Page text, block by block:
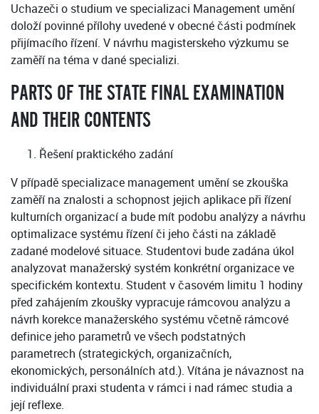
Uchazeči o studium ve specializaci Management umění
doloží povinné přílohy uvedené v obecné části podmínek
přijímacího řízení. V návrhu magisterskeho výzkumu se
zaměří na téma v dané specializi.
PARTS OF THE STATE FINAL EXAMINATION
AND THEIR CONTENTS
Řešení praktického zadání
V případě specializace management umění se zkouška
zaměří na znalosti a schopnost jejich aplikace při řízení
kulturních organizací a bude mít podobu analýzy a návrhu
optimalizace systému řízení či jeho části na základě
zadané modelové situace. Studentovi bude zadána úkol
analyzovat manažerský systém konkrétní organizace ve
specifickém kontextu. Student v časovém limitu 1 hodiny
před zahájením zkoušky vypracuje rámcovou analýzu a
návrh korekce manažerského systému včetně rámcové
definice jeho parametrů ve všech podstatných
parametrech (strategických, organizačních,
ekonomických, personálních atd.). Vítána je návaznost na
individuální praxi studenta v rámci i nad rámec studia a
její reflexe.